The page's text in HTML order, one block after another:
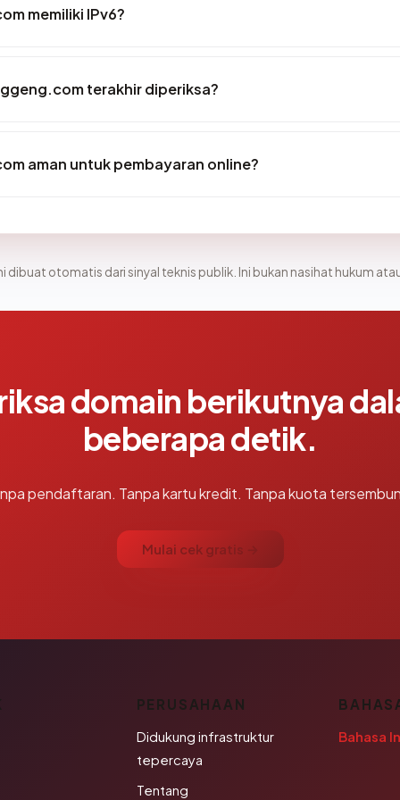
memiliki IPv6?
terakhir diperiksa?
aman untuk pembayaran online?
dibuat otomatis dari sinyal teknis publik. Ini bukan nasihat hukum
domain berikutnya
beberapa detik.
pendaftaran. Tanpa kartu kredit. Tanpa kuota
Mulai cek gratis →
PERUSAHAAN
Didukung infrastruktur
tepercaya
Tentang
Bahasa